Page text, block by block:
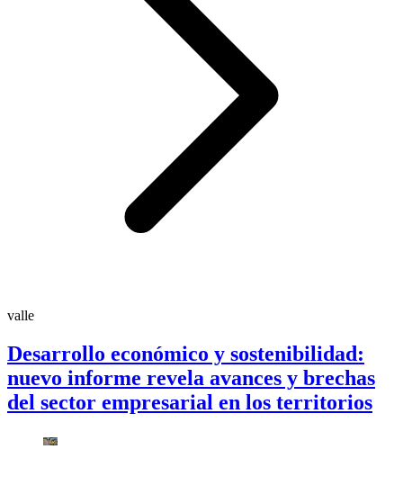
valle
Desarrollo económico y sostenibilidad:
nuevo informe revela avances y brechas
del sector empresarial en los territorios